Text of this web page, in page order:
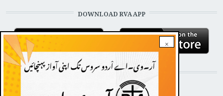
×
DOWNLOAD RVA APP
STAY CONNECTED WITH US!